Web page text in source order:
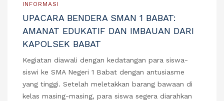
INFORMASI
UPACARA BENDERA SMAN 1 BABAT:
AMANAT EDUKATIF DAN IMBAUAN DARI
KAPOLSEK BABAT
Kegiatan diawali dengan kedatangan para siswa-
siswi ke SMA Negeri 1 Babat dengan antusiasme
yang tinggi. Setelah meletakkan barang bawaan di
kelas masing-masing, para siswa segera diarahkan